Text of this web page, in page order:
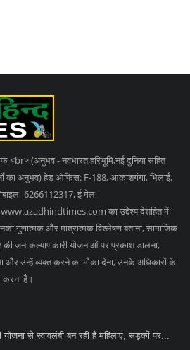
<br> (अनुभव - नवभारत,हरिभूमि,नई दुनिया सहित
का अनुभव) हेड ऑफिस: F-188, आकाशगंगा, भिलाई,
-6266112317, ई मेल-
www.azadhindtimes.com का उद्देश्य देशहित में
गुणात्मक और मात्रात्मक विश्लेषण बताना, सामाजिक
जन-कल्याणकारी योजनाओं पर प्रकाश डालना,
और उन्हें व्यक्त करने का मौका देना, उनके अधिकारों के
करना है।
से स्वावलंबी बन रही है महिलाएं, सड़कों पर...